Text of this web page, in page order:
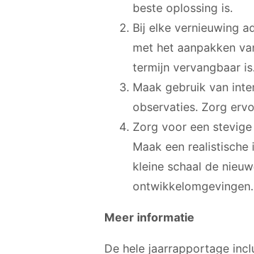
beste oplossing is.
Bij elke vernieuwing
met het aanpakken
termijn vervangbaar is.
Maak gebruik van
observaties. Zorg
Zorg voor een
Maak een
kleine schaal de
Meer informatie
De hele jaarrapportage